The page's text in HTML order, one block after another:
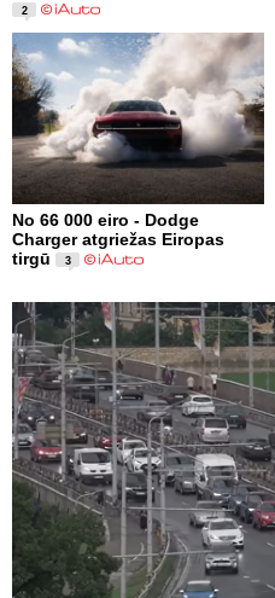
2
No 66 000 eiro - Dodge
Charger atgriežas Eiropas
tirgū
3